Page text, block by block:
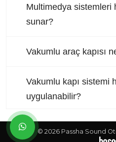
Multimedya sistemleri
sunar?
Vakumlu araç kapısı
Vakumlu kapı sistemi
uygulanabilir?
© 2026 Passha Sound